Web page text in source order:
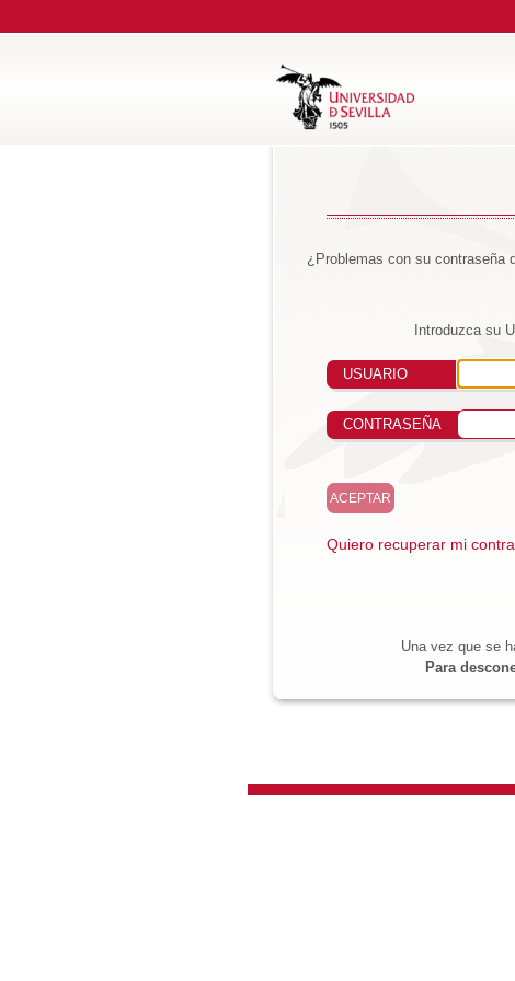
¿Problemas con su contraseña
Introduzca su
USUARIO
CONTRASEÑA
Quiero recuperar mi
Una vez que se
Para